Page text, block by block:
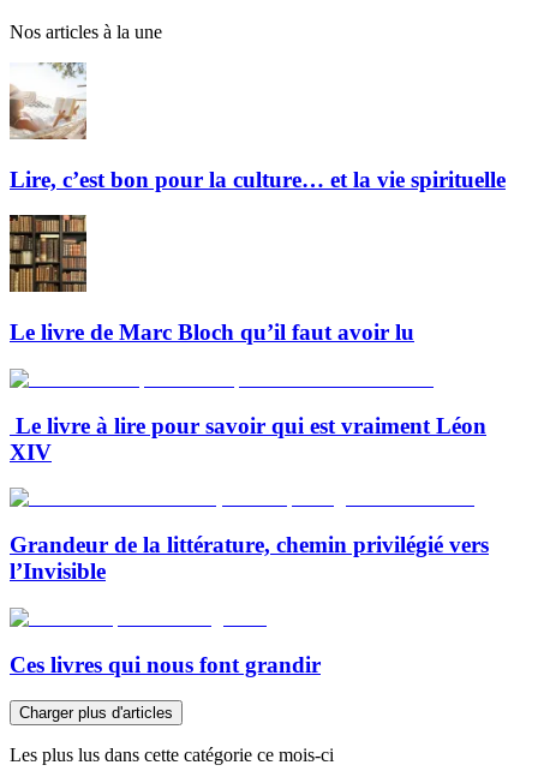
Nos articles à la une
Lire, c’est bon pour la culture… et la vie spirituelle
Le livre de Marc Bloch qu’il faut avoir lu
Le livre à lire pour savoir qui est vraiment Léon
XIV
Grandeur de la littérature, chemin privilégié vers
l’Invisible
Ces livres qui nous font grandir
Charger plus d'articles
Les plus lus dans cette catégorie ce mois-ci